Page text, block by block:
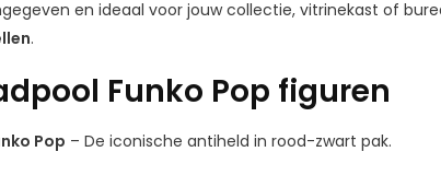
en ideaal voor jouw collectie, vitrinekast of
.
Funko Pop figuren
Pop – De iconische antiheld in rood-zwart pak.